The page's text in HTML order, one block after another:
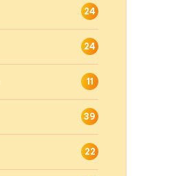
24
24
11
39
22